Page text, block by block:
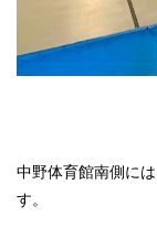
中野体育館南側に
す。